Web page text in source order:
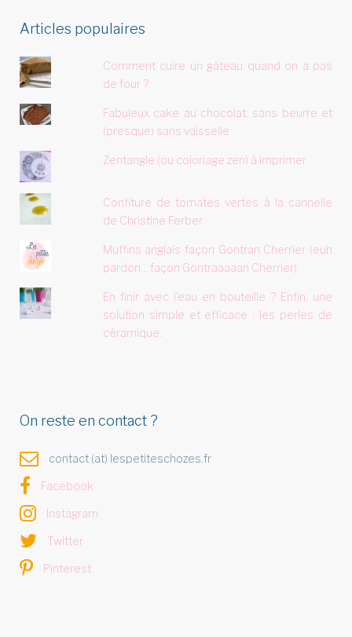
Articles populaires
Comment cuire un gâteau quand on a pas
de four ?
Fabuleux cake au chocolat, sans beurre et
(presque) sans vaisselle
Zentangle (ou coloriage zen) à imprimer
Confiture de tomates vertes à la cannelle
de Christine Ferber
Muffins anglais façon Gontran Cherrier (euh
pardon... façon Gontraaaaan Cherrier)
En finir avec l'eau en bouteille ? Enfin, une
solution simple et efficace : les perles de
céramique.
On reste en contact ?
contact (at) lespetiteschozes.fr
Facebook
Instagram
Twitter
Pinterest